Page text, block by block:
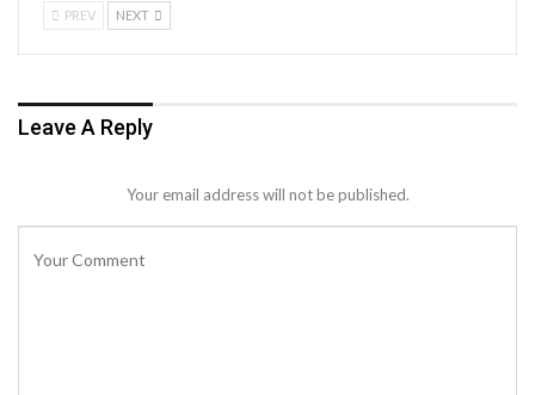
PREV NEXT
Leave A Reply
Your email address will not be published.